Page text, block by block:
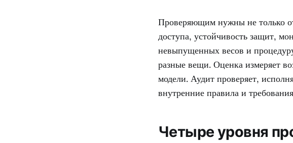
Проверяющим нужны не только
доступа, устойчивость защит,
невыпущенных весов и
разные вещи. Оценка измеряет
модели. Аудит проверяет,
внутренние правила и
Четыре уровня